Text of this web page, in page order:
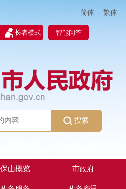
简体 | 繁体
长者模式 智能问答
搜索
保山概览 市政府